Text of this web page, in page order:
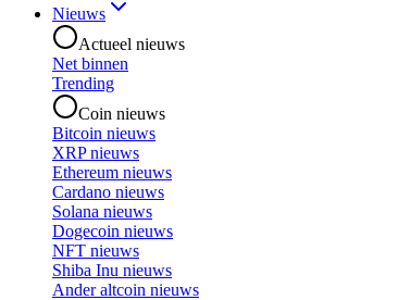
Nieuws
Actueel nieuws
Net binnen
Trending
Coin nieuws
Bitcoin nieuws
XRP nieuws
Ethereum nieuws
Cardano nieuws
Solana nieuws
Dogecoin nieuws
NFT nieuws
Shiba Inu nieuws
Ander altcoin nieuws